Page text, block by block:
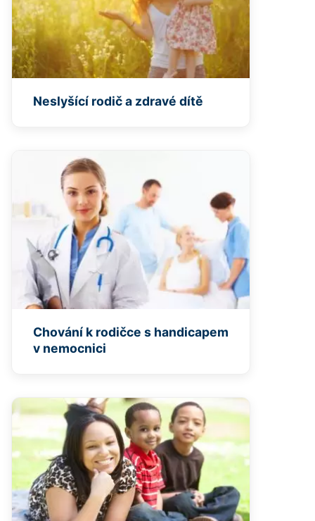
Neslyšící rodič a zdravé dítě
Chování k rodičce s handicapem
v nemocnici